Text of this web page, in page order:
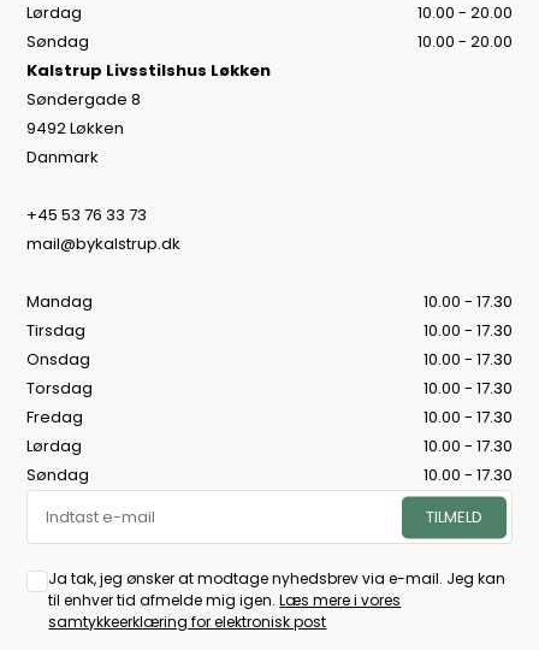
Lørdag
10.00 - 20.00
Søndag
10.00 - 20.00
Kalstrup Livsstilshus Løkken
Søndergade 8
9492 Løkken
Danmark
+45 53 76 33 73
mail@bykalstrup.dk
Mandag
10.00 - 17.30
Tirsdag
10.00 - 17.30
Onsdag
10.00 - 17.30
Torsdag
10.00 - 17.30
Fredag
10.00 - 17.30
Lørdag
10.00 - 17.30
Søndag
10.00 - 17.30
Ja tak, jeg ønsker at modtage nyhedsbrev via e-mail. Jeg kan
til enhver tid afmelde mig igen.Læs mere i vores
samtykkeerklæring for elektronisk post